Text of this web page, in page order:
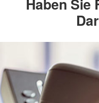
Haben Sie